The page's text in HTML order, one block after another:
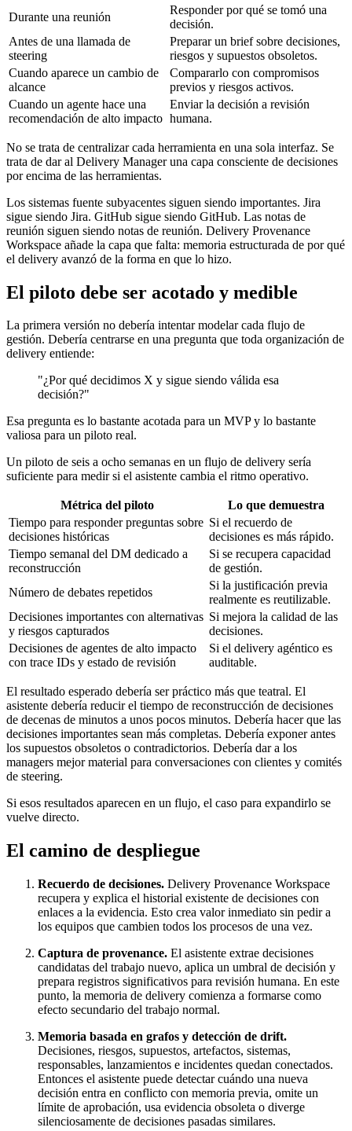
Durante una reunión
Responder por qué se tomó una
decisión.
Antes de una llamada de
steering
Preparar un brief sobre decisiones,
riesgos y supuestos obsoletos.
Cuando aparece un cambio de
alcance
Compararlo con compromisos
previos y riesgos activos.
Cuando un agente hace una
recomendación de alto impacto
Enviar la decisión a revisión
humana.
No se trata de centralizar cada herramienta en una sola interfaz. Se
trata de dar al Delivery Manager una capa consciente de decisiones
por encima de las herramientas.
Los sistemas fuente subyacentes siguen siendo importantes. Jira
sigue siendo Jira. GitHub sigue siendo GitHub. Las notas de
reunión siguen siendo notas de reunión. Delivery Provenance
Workspace añade la capa que falta: memoria estructurada de por qué
el delivery avanzó de la forma en que lo hizo.
El piloto debe ser acotado y medible
La primera versión no debería intentar modelar cada flujo de
gestión. Debería centrarse en una pregunta que toda organización de
delivery entiende:
"¿Por qué decidimos X y sigue siendo válida esa
decisión?"
Esa pregunta es lo bastante acotada para un MVP y lo bastante
valiosa para un piloto real.
Un piloto de seis a ocho semanas en un flujo de delivery sería
suficiente para medir si el asistente cambia el ritmo operativo.
Métrica del piloto
Lo que demuestra
Tiempo para responder preguntas sobre
decisiones históricas
Si el recuerdo de
decisiones es más rápido.
Tiempo semanal del DM dedicado a
reconstrucción
Si se recupera capacidad
de gestión.
Número de debates repetidos
Si la justificación previa
realmente es reutilizable.
Decisiones importantes con alternativas
y riesgos capturados
Si mejora la calidad de las
decisiones.
Decisiones de agentes de alto impacto
con trace IDs y estado de revisión
Si el delivery agéntico es
auditable.
El resultado esperado debería ser práctico más que teatral. El
asistente debería reducir el tiempo de reconstrucción de decisiones
de decenas de minutos a unos pocos minutos. Debería hacer que las
decisiones importantes sean más completas. Debería exponer antes
los supuestos obsoletos o contradictorios. Debería dar a los
managers mejor material para conversaciones con clientes y comités
de steering.
Si esos resultados aparecen en un flujo, el caso para expandirlo se
vuelve directo.
El camino de despliegue
Recuerdo de decisiones. Delivery Provenance Workspace
recupera y explica el historial existente de decisiones con
enlaces a la evidencia. Esto crea valor inmediato sin pedir a
los equipos que cambien todos los procesos de una vez.
Captura de provenance. El asistente extrae decisiones
candidatas del trabajo nuevo, aplica un umbral de decisión y
prepara registros significativos para revisión humana. En este
punto, la memoria de delivery comienza a formarse como
efecto secundario del trabajo normal.
Memoria basada en grafos y detección de drift.
Decisiones, riesgos, supuestos, artefactos, sistemas,
responsables, lanzamientos e incidentes quedan conectados.
Entonces el asistente puede detectar cuándo una nueva
decisión entra en conflicto con memoria previa, omite un
límite de aprobación, usa evidencia obsoleta o diverge
silenciosamente de decisiones pasadas similares.